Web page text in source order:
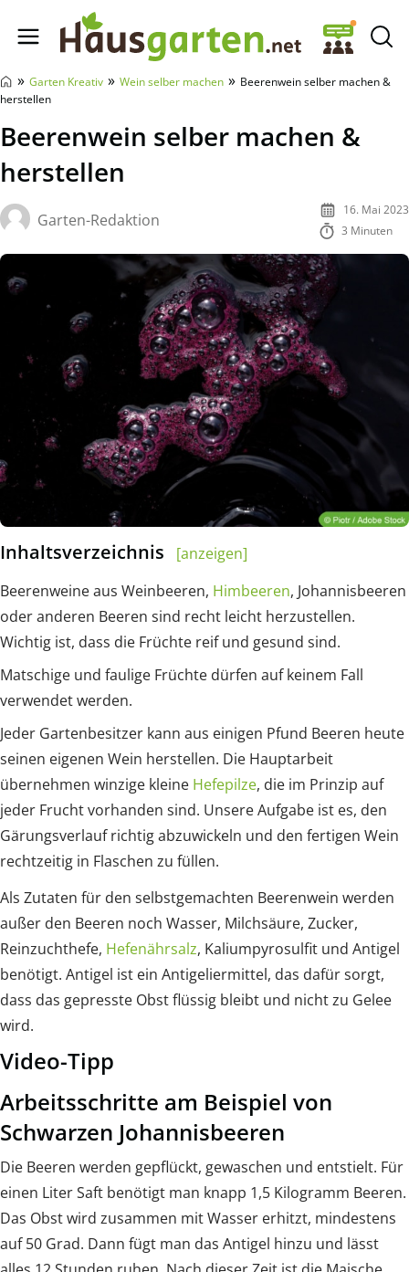
Hausgarten.net
» Garten Kreativ » Wein selber machen » Beerenwein selber machen &
herstellen
Beerenwein selber machen &
herstellen
Garten-Redaktion
16. Mai 2023
3 Minuten
Inhaltsverzeichnis
[anzeigen]
Beerenweine aus Weinbeeren, Himbeeren, Johannisbeeren
oder anderen Beeren sind recht leicht herzustellen.
Wichtig ist, dass die Früchte reif und gesund sind.
Matschige und faulige Früchte dürfen auf keinem Fall
verwendet werden.
Jeder Gartenbesitzer kann aus einigen Pfund Beeren heute
seinen eigenen Wein herstellen. Die Hauptarbeit
übernehmen winzige kleine Hefepilze, die im Prinzip auf
jeder Frucht vorhanden sind. Unsere Aufgabe ist es, den
Gärungsverlauf richtig abzuwickeln und den fertigen Wein
rechtzeitig in Flaschen zu füllen.
Als Zutaten für den selbstgemachten Beerenwein werden
außer den Beeren noch Wasser, Milchsäure, Zucker,
Reinzuchthefe, Hefenährsalz, Kaliumpyrosulfit und Antigel
benötigt. Antigel ist ein Antigeliermittel, das dafür sorgt,
dass das gepresste Obst flüssig bleibt und nicht zu Gelee
wird.
Video-Tipp
Arbeitsschritte am Beispiel von
Schwarzen Johannisbeeren
Die Beeren werden gepflückt, gewaschen und entstielt. Für
einen Liter Saft benötigt man knapp 1,5 Kilogramm Beeren.
Das Obst wird zusammen mit Wasser erhitzt, mindestens
auf 50 Grad. Dann fügt man das Antigel hinzu und lässt